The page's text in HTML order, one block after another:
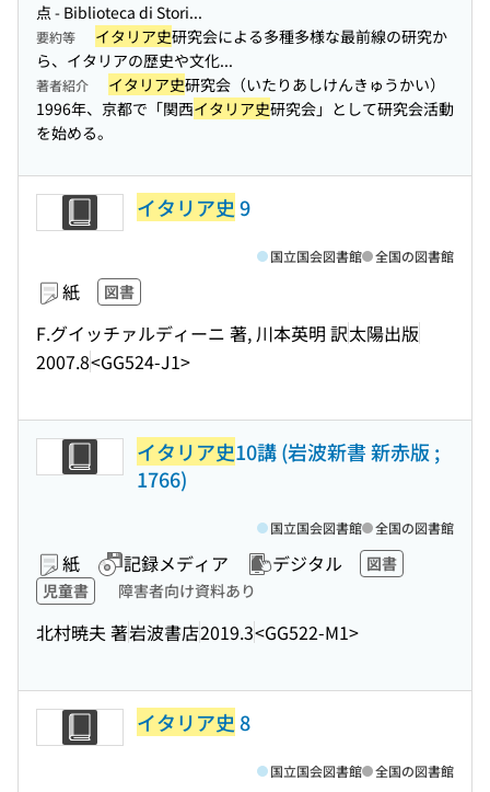
点 - Biblioteca di Stori...
要約等 イタリア史研究会による多種多様な最前線の研究か
ら、イタリアの歴史や文化...
著者紹介 イタリア史研究会（いたりあしけんきゅうかい）
1996年、京都で「関西イタリア史研究会」として研究会活動
を始める。
イタリア史 9
紙 図書
F.グイッチァルディーニ 著, 川本英明 訳太陽出版
2007.8<GG524-J1>
国立国会図書館 全国の図書館
イタリア史10講 (岩波新書 新赤版 ;
1766)
紙 記録メディア デジタル
図書
児童書
障害者向け資料あり
北村暁夫 著岩波書店2019.3<GG522-M1>
国立国会図書館 全国の図書館
イタリア史 8
国立国会図書館 全国の図書館